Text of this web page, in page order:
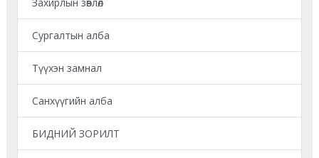
Сургалтын алба
Түүхэн замнал
Санхүүгийн алба
БИДНИЙ ЗОРИЛТ